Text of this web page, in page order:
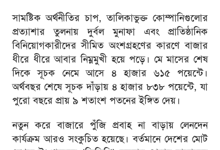
সামষ্টিক অর্থনীতির চাপ, তালিকাভুক্ত কোম্পানিগুলোর
প্রত্যাশার তুলনায় দুর্বল মুনাফা এবং প্রাতিষ্ঠানিক
বিনিয়োগকারীদের সীমিত অংশগ্রহণের কারণে বাজার
ধীরে ধীরে আবার নিম্নমুখী হয়ে পড়ে। মে মাসের শেষ
দিকে সূচক নেমে আসে ৪ হাজার ৬১৫ পয়েন্টে।
অর্থবছর শেষে সূচক দাঁড়ায় ৪ হাজার ৮৩৮ পয়েন্টে, যা
পুরো বছরে প্রায় ৯ শতাংশ পতনের ইঙ্গিত দেয়।
নতুন করে বাজারে পুঁজি প্রবাহ না বাড়ায় লেনদেন
কার্যক্রম আরও সংকুচিত হয়েছে। বর্তমানে দেশের মোট